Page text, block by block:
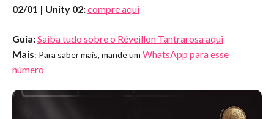
02/01 | Unity 02:compre aqui
Guia:Saiba tudo sobre o Réveillon Tantrarosa aqui
Mais: Para saber mais, mande um WhatsApp para esse
número